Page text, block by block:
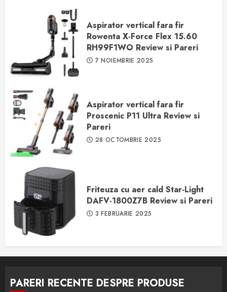
Aspirator vertical fara fir
Rowenta X-Force Flex 15.60
RH99F1WO Review si Pareri
7 NOIEMBRIE 2025
Aspirator vertical fara fir
Proscenic P11 Ultra Review si
Pareri
28 OCTOMBRIE 2025
Friteuza cu aer cald Star-Light
DAFV-1800Z7B Review si Pareri
3 FEBRUARIE 2025
PARERI RECENTE DESPRE PRODUSE